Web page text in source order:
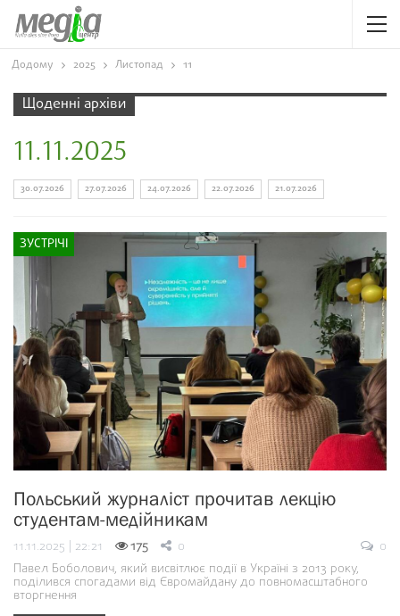
Додому 2025 Листопад 11
Щоденні архіви
11.11.2025
30.07.2026 27.07.2026 24.07.2026 22.07.2026 21.07.2026
ЗУСТРІЧІ
Польський журналіст прочитав лекцію
студентам-медійникам
11.11.2025 | 22:21 175 0
0
Павел Боболович, який висвітлює події в Україні з 2013 року,
поділився спогадами від Євромайдану до повномасштабного
вторгнення